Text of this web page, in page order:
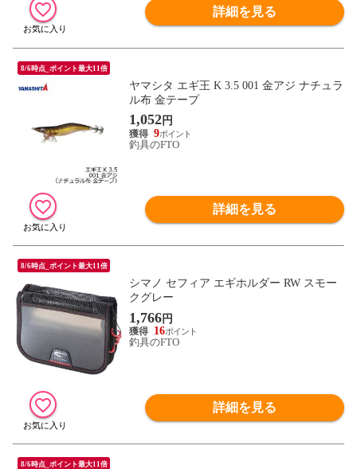
詳細を見る
8/6時点_ポイント最大11倍
ヤマシタ エギ王 K 3.5 001 金アジ ナチュラ
ル布 金テープ
1,052円
9
釣具のFTO
詳細を見る
8/6時点_ポイント最大11倍
シマノ セフィア エギホルダー RW スモー
クグレー
1,766円
16
釣具のFTO
詳細を見る
8/6時点_ポイント最大11倍